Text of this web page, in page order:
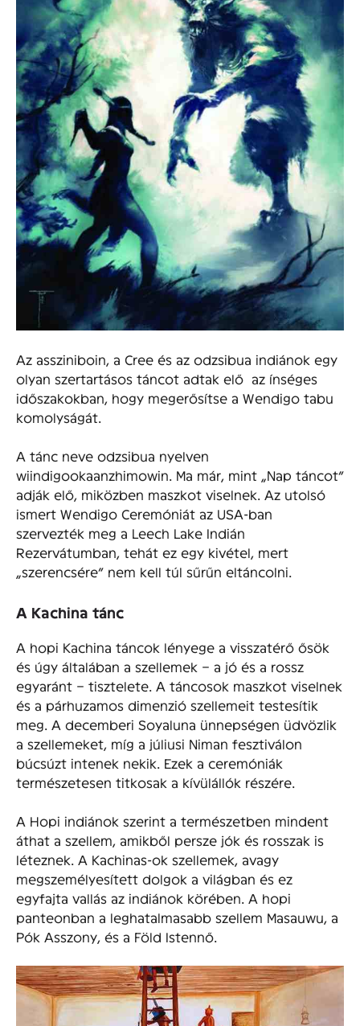
Az assziniboin, a Cree és az odzsibua indiánok egy
olyan szertartásos táncot adtak elő az ínséges
időszakokban, hogy megerősítse a Wendigo tabu
komolyságát.
A tánc neve odzsibua nyelven
wiindigookaanzhimowin. Ma már, mint „Nap táncot”
adják elő, miközben maszkot viselnek. Az utolsó
ismert Wendigo Ceremóniát az USA-ban
szervezték meg a Leech Lake Indián
Rezervátumban, tehát ez egy kivétel, mert
„szerencsére” nem kell túl sűrűn eltáncolni.
A Kachina tánc
A hopi Kachina táncok lényege a visszatérő ősök
és úgy általában a szellemek – a jó és a rossz
egyaránt – tisztelete. A táncosok maszkot viselnek
és a párhuzamos dimenzió szellemeit testesítik
meg. A decemberi Soyaluna ünnepségen üdvözlik
a szellemeket, míg a júliusi Niman fesztiválon
búcsúzt intenek nekik. Ezek a ceremóniák
természetesen titkosak a kívülállók részére.
A Hopi indiánok szerint a természetben mindent
áthat a szellem, amikből persze jók és rosszak is
léteznek. A Kachinas-ok szellemek, avagy
megszemélyesített dolgok a világban és ez
egyfajta vallás az indiánok körében. A hopi
panteonban a leghatalmasabb szellem Masauwu, a
Pók Asszony, és a Föld Istennő.